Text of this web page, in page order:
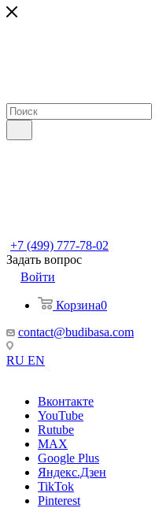
+7 (499) 777-78-02
Задать вопрос
Войти
Корзина0
contact@budibasa.com
RU EN
Вконтакте
YouTube
Rutube
MAX
Google Plus
Яндекс.Дзен
TikTok
Pinterest